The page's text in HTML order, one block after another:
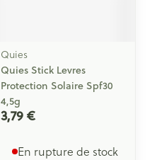
Quies
Quies Stick Levres
Protection Solaire Spf30
4,5g
3,79 €
En rupture de stock